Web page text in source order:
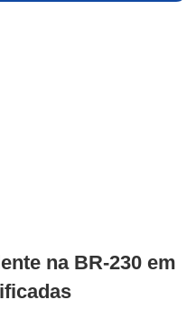
na BR-230 em